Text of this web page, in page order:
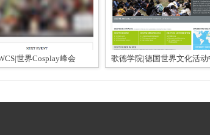
世界Cosplay峰会 歌德学院|德国世界文化活动